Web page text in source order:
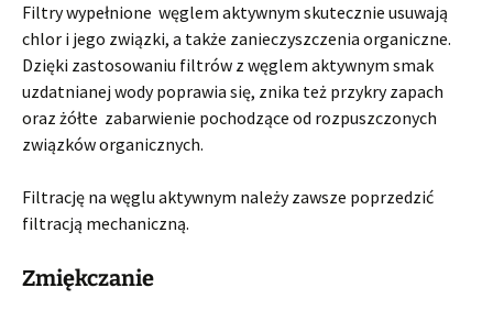
Filtry wypełnione węglem aktywnym skutecznie usuwają
chlor i jego związki, a także zanieczyszczenia organiczne.
Dzięki zastosowaniu filtrów z węglem aktywnym smak
uzdatnianej wody poprawia się, znika też przykry zapach
oraz żółte zabarwienie pochodzące od rozpuszczonych
związków organicznych.
Filtrację na węglu aktywnym należy zawsze poprzedzić
filtracją mechaniczną.
Zmiękczanie